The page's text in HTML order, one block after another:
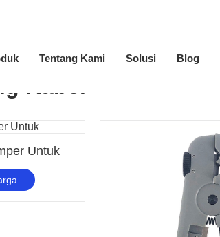
Tentang Kami Solusi Blog
Untuk